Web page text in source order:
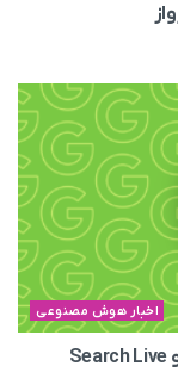
اخبار هوش مصنوعی
گوگل جستجوی صوتی اندروید را با AI Mode و Search Live